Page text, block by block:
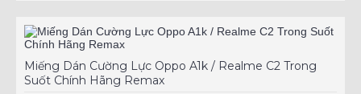
Miếng Dán Cường Lực Oppo A1k / Realme C2 Trong
Suốt Chính Hãng Remax